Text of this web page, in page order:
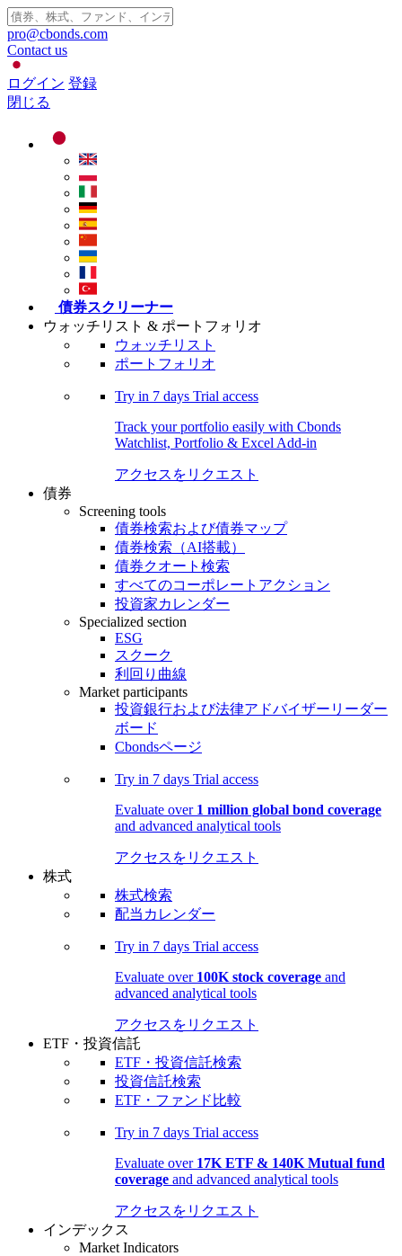
pro@cbonds.com
Contact us
ログイン 登録
閉じる
債券スクリーナー
ウォッチリスト & ポートフォリオ
ウォッチリスト
ポートフォリオ
Try in 7 days Trial access
Track your portfolio easily with Cbonds
Watchlist, Portfolio & Excel Add-in
アクセスをリクエスト
債券
Screening tools
債券検索および債券マップ
債券検索（AI搭載）
債券クオート検索
すべてのコーポレートアクション
投資家カレンダー
Specialized section
ESG
スクーク
利回り曲線
Market participants
投資銀行および法律アドバイザーリーダー
ボード
Cbondsページ
Try in 7 days Trial access
Evaluate over 1 million global bond coverage
and advanced analytical tools
アクセスをリクエスト
株式
株式検索
配当カレンダー
Try in 7 days Trial access
Evaluate over 100K stock coverage and
advanced analytical tools
アクセスをリクエスト
ETF・投資信託
ETF・投資信託検索
投資信託検索
ETF・ファンド比較
Try in 7 days Trial access
Evaluate over 17K ETF & 140K Mutual fund
coverage and advanced analytical tools
アクセスをリクエスト
インデックス
Market Indicators